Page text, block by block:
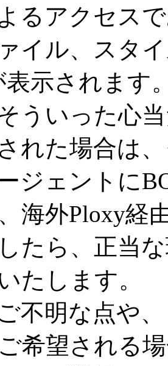
るアクセス
イル、スタ
示されます
ういった心
れた場合は
ジェントに
海外Ploxy経
たら、正当
たします。
不明な点や
希望される